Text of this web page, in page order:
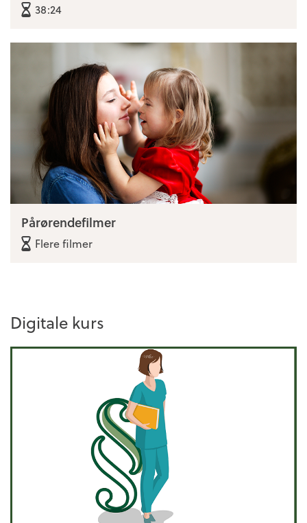
38:24
Pårørendefilmer
Flere filmer
Digitale kurs